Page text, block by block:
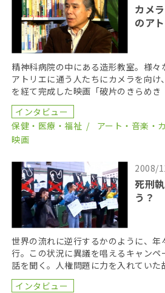
カメ
のア
精神科病院の中にある造形教室。様々
アトリエに通う人たちにカメラを向
を経て完成した映画「破片のきらめ
て」。監督の高橋愼二さんに、この映
[…]
インタビュー
保健・医療・福祉
アート・音楽・
映画
2008/
死刑
う？
世界の流れに逆行するかのように、年
行。この状況に異議を唱えるキャンペ
話を聞く。人権問題に力を入れてい
オあり。 ゲスト：松浦亮輔/マツウラ
インタビュー